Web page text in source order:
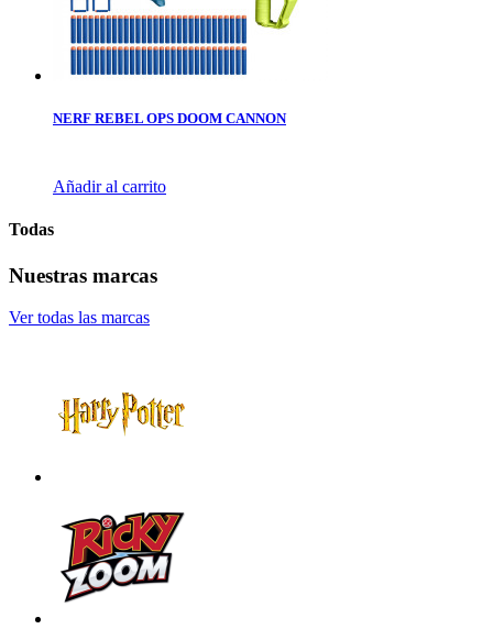
NERF REBEL OPS DOOM CANNON
Añadir al carrito
Todas
Nuestras marcas
Ver todas las marcas